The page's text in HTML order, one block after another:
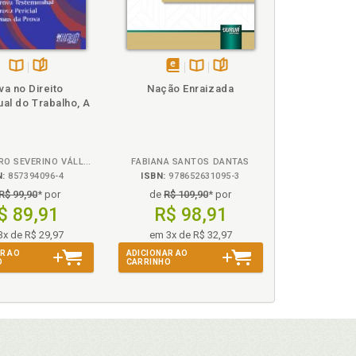
sobre o trabalho doméstico, p. 199
p. 53
no concubinato, p. 74
filantrópicas, p. 71
filantrópicas, p. 71
na
no Direito
do Trabalho, A
ALESSANDRO SEVERINO VÁLLER ZENNI
857394096-4
99,90* por
89,91
de R$ 29,97
AO
em
Nação Enraizada
FABIANA SANTOS DANTAS
ISBN: 978652631095-3
deR$ 109,90* por
R$ 98,91
em 3x de R$ 32,97
ADICIONAR AO
CARRINHO